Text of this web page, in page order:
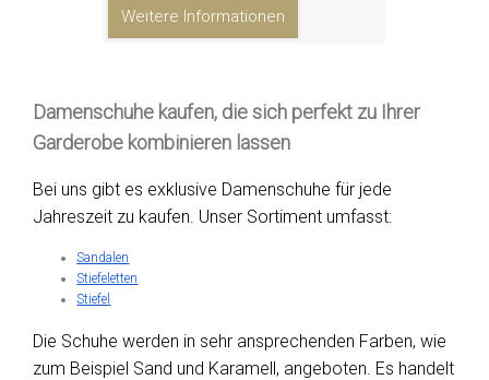
Weitere Informationen
Damenschuhe kaufen, die sich perfekt zu Ihrer
Garderobe kombinieren lassen
Bei uns gibt es exklusive Damenschuhe für jede
Jahreszeit zu kaufen. Unser Sortiment umfasst:
Sandalen
Stiefeletten
Stiefel
Die Schuhe werden in sehr ansprechenden Farben, wie
zum Beispiel Sand und Karamell, angeboten. Es handelt